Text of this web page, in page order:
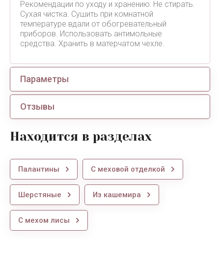
Рекомендации по уходу и хранению: Не стирать.
Сухая чистка. Сушить при комнатной
температуре вдали от обогревательный
приборов. Использовать антимольные
средства. Хранить в матерчатом чехле.
Параметры
Отзывы
Находится в разделах
Палантины С меховой отделкой
Шерстяные Из кашемира
С мехом лисы